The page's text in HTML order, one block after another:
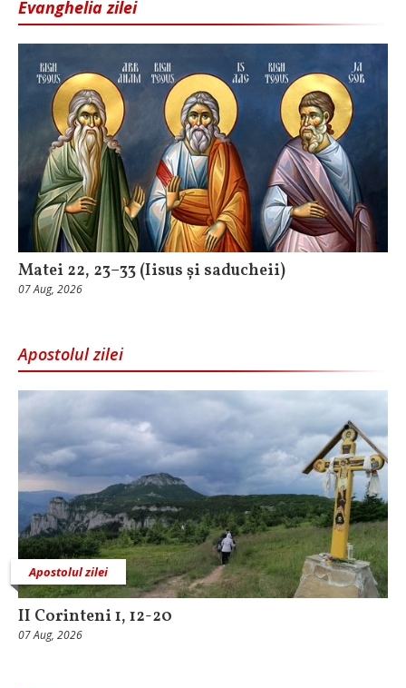
Evanghelia zilei
Matei 22, 23–33 (Iisus și saducheii)
07 Aug, 2026
Apostolul zilei
Apostolul zilei
II Corinteni 1, 12-20
07 Aug, 2026